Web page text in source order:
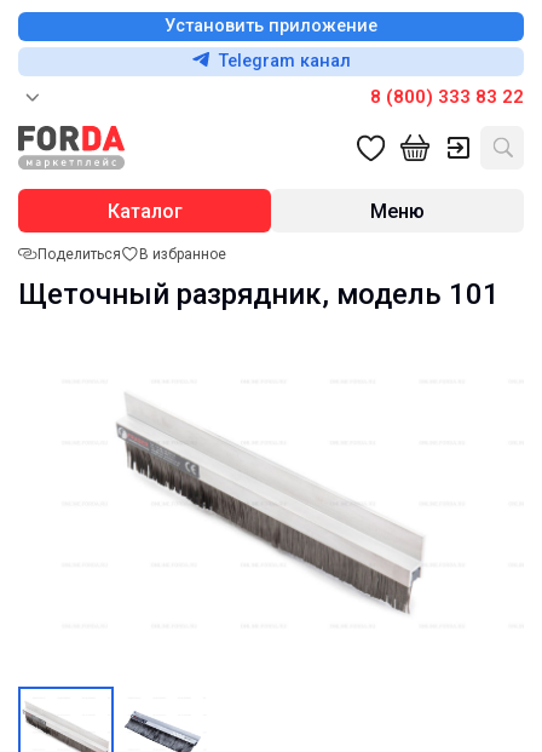
Установить приложение
Telegram канал
8 (800) 333 83 22
Каталог Меню
Поделиться В избранное
Щеточный разрядник, модель 101